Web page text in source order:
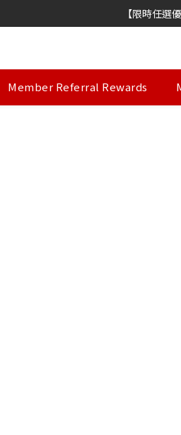
【新功能試營運】會員點數
【限時任選
【新功能試營運】會員點數
Member Referral Rewards